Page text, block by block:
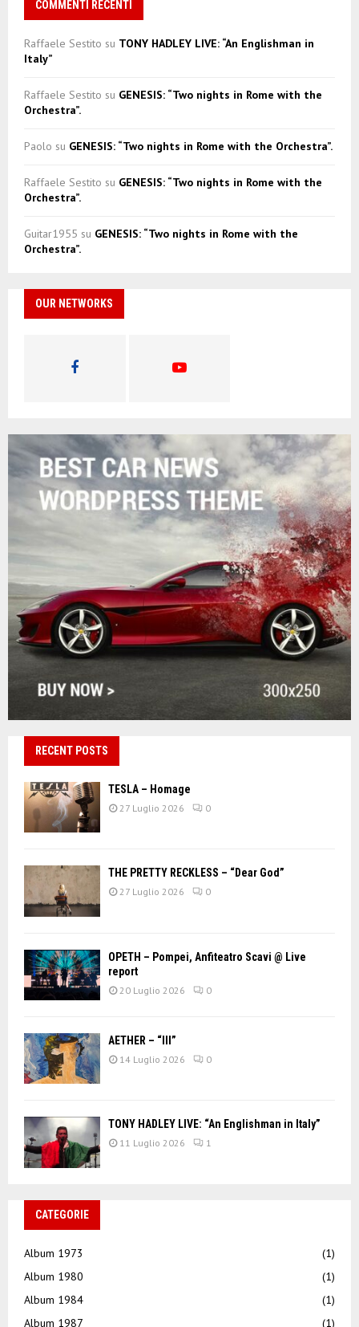
COMMENTI RECENTI
Raffaele Sestito su TONY HADLEY LIVE: “An Englishman in
Italy”
Raffaele Sestito su GENESIS: “Two nights in Rome with the
Orchestra”.
Paolo su GENESIS: “Two nights in Rome with the Orchestra”.
Raffaele Sestito su GENESIS: “Two nights in Rome with the
Orchestra”.
Guitar1955 su GENESIS: “Two nights in Rome with the
Orchestra”.
OUR NETWORKS
RECENT POSTS
TESLA – Homage
27 Luglio 2026 0
THE PRETTY RECKLESS – “Dear God”
27 Luglio 2026 0
OPETH – Pompei, Anfiteatro Scavi @ Live
report
20 Luglio 2026 0
AETHER – “III”
14 Luglio 2026 0
TONY HADLEY LIVE: “An Englishman in Italy”
11 Luglio 2026 1
CATEGORIE
Album 1973
(1)
Album 1980
(1)
Album 1984
(1)
Album 1987
(1)